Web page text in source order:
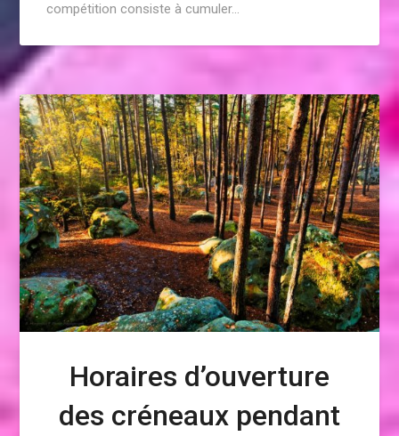
compétition consiste à cumuler…
Horaires d’ouverture
des créneaux pendant